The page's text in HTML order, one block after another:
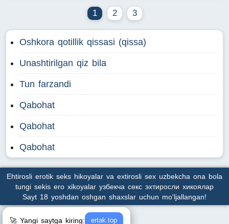
1 2 3
Oshkora qotillik qissasi (qissa)
Unashtirilgan qiz bila
Tun farzandi
Qabohat
Qabohat
Qabohat
Ehtirosli erotik seks hikoyalar va extirosli sex uzbekcha ona bola
tungi sekis ero xikoyalar узбекча секс эхтиросли хикоялар
Sayt 18 yoshdan oshgan shaxslar uchun mo'ljallangan!
🚀 Yangi saytga kiring: ertak.top